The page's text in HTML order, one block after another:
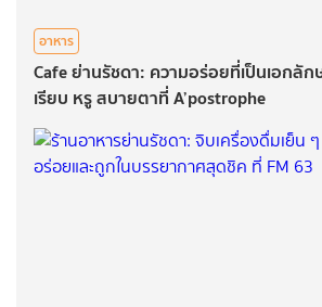
อาหาร
Cafe ย่านรัชดา: ความอร่อยที่เป็นเอกลั
เรียบ หรู สบายตาที่ A’postrophe